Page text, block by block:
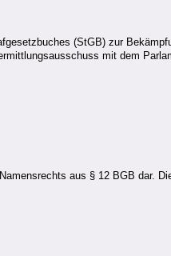
(StGB) zur
mit dem
aus § 12 BGB dar.